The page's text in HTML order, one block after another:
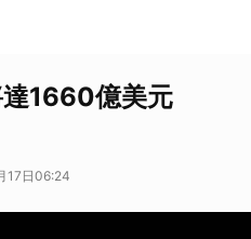
1660億美元
17日06:24